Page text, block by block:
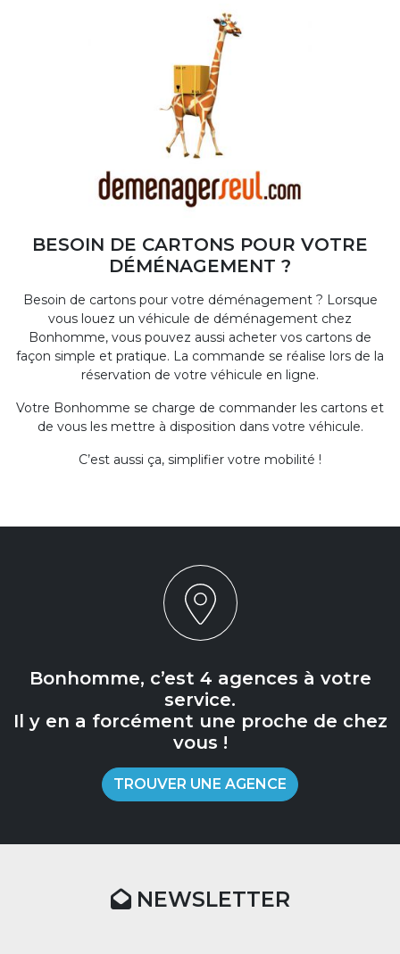
BESOIN DE CARTONS POUR VOTRE
DÉMÉNAGEMENT ?
Besoin de cartons pour votre déménagement ? Lorsque
vous louez un véhicule de déménagement chez
Bonhomme, vous pouvez aussi acheter vos cartons de
façon simple et pratique. La commande se réalise lors de la
réservation de votre véhicule en ligne.
Votre Bonhomme se charge de commander les cartons et
de vous les mettre à disposition dans votre véhicule.
C’est aussi ça, simplifier votre mobilité !
Bonhomme, c’est 4 agences à votre
service.
Il y en a forcément une proche de chez
vous !
TROUVER UNE AGENCE
NEWSLETTER